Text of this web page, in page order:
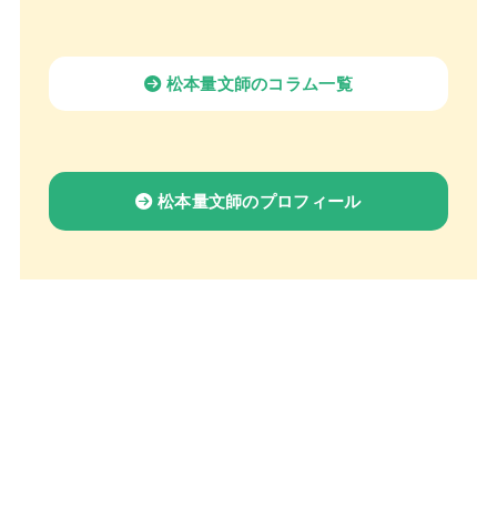
松本量文師のコラム一覧
松本量文師のプロフィール